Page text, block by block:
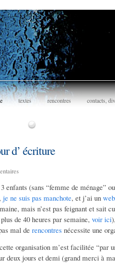
textes rencontres contacts,
d’ écriture
enfants (sans “femme de ménage”
je ne suis pas manchote, et j’ai un
mais n’est pas feignant et sait
de 40 heures par semaine, voir ici
mal de rencontres nécessite une
organisation m’est facilitée “par
deux jours et demi (grand merci à